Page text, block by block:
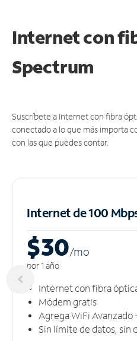
Internet con
Spectrum
Suscríbete a Internet con fibra
conectado a lo que más importa
con las que puedes contar.
Internet de 100
$30/mo
por 1 año
Internet con fibra
Módem gratis
Agrega WiFi Avanzado
Sin límite de datos, sin